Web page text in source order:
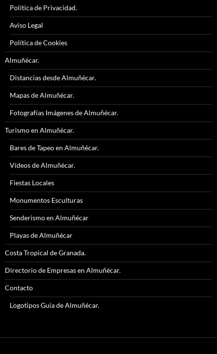
Política de Privacidad.
Aviso Legal
Política de Cookies
Almuñécar.
Distancias desde Almuñécar.
Mapas de Almuñécar.
Fotografías Imágenes de Almuñécar.
Turismo en Almuñécar.
Bares de Tapeo en Almuñécar.
Vídeos de Almuñécar.
Fiestas Locales
Monumentos Esculturas
Senderismo en Almuñécar
Playas de Almuñécar
Costa Tropical de Granada.
Directorio de Empresas en Almuñécar.
Contacto
Logotipos Guía de Almuñécar.